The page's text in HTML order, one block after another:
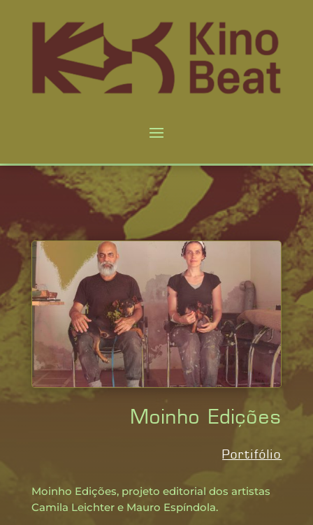
Moinho Edições
Portifólio
Moinho Edições, projeto editorial dos artistas
Camila Leichter e Mauro Espíndola.